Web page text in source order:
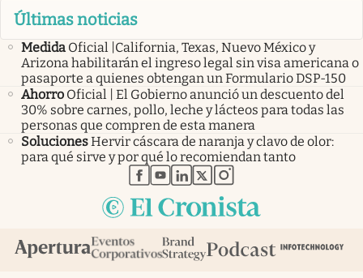
Últimas noticias
Medida Oficial |California, Texas, Nuevo México y
Arizona habilitarán el ingreso legal sin visa americana o
pasaporte a quienes obtengan un Formulario DSP-150
Ahorro Oficial | El Gobierno anunció un descuento del
30% sobre carnes, pollo, leche y lácteos para todas las
personas que compren de esta manera
SolucionesHervir cáscara de naranja y clavo de olor:
para qué sirve y por qué lo recomiendan tanto
abre en nueva pestaña
abre en nueva pestaña
abre en nueva pestaña
abre en nueva pestaña
abre en nueva pestaña